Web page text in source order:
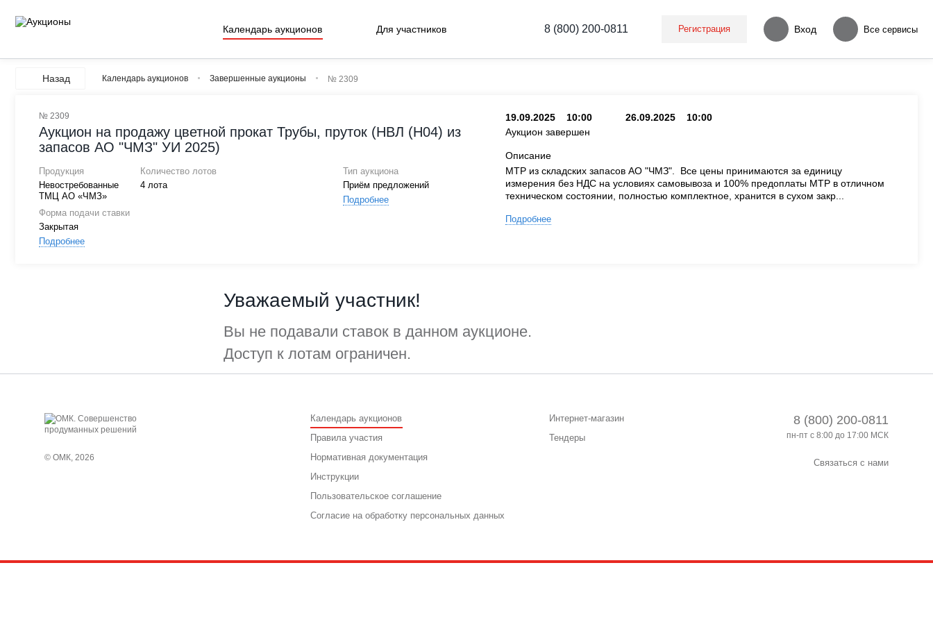
Календарь аукционов Для участников 8 (800) 200-0811 Регистрация Вход Все сервисы
Назад Календарь аукционов Завершенные аукционы № 2309
№ 2309
Аукцион на продажу цветной прокат Трубы, пруток (НВЛ (Н04) из
запасов АО "ЧМЗ" УИ 2025)
Продукция
Невостребованные
ТМЦ АО «ЧМЗ»
Количество лотов
4 лота
Тип аукциона
Приём предложений
Подробнее
Форма подачи ставки
Закрытая
Подробнее
19.09.2025 10:00 26.09.2025
10:00
Аукцион завершен
Описание
МТР из складских запасов АО "ЧМЗ". Все цены принимаются за единицу
измерения без НДС на условиях самовывоза и 100% предоплаты МТР в отличном
техническом состоянии, полностью комплектное, хранится в сухом закр...
Подробнее
Уважаемый участник!
Вы не подавали ставок в данном аукционе.
Доступ к лотам ограничен.
© ОМК, 2026
Календарь аукционов
Правила участия
Нормативная документация
Инструкции
Пользовательское соглашение
Согласие на обработку персональных данных
Интернет-магазин
Тендеры
8 (800) 200-0811
пн-пт с 8:00 до 17:00 МСК
Связаться с нами